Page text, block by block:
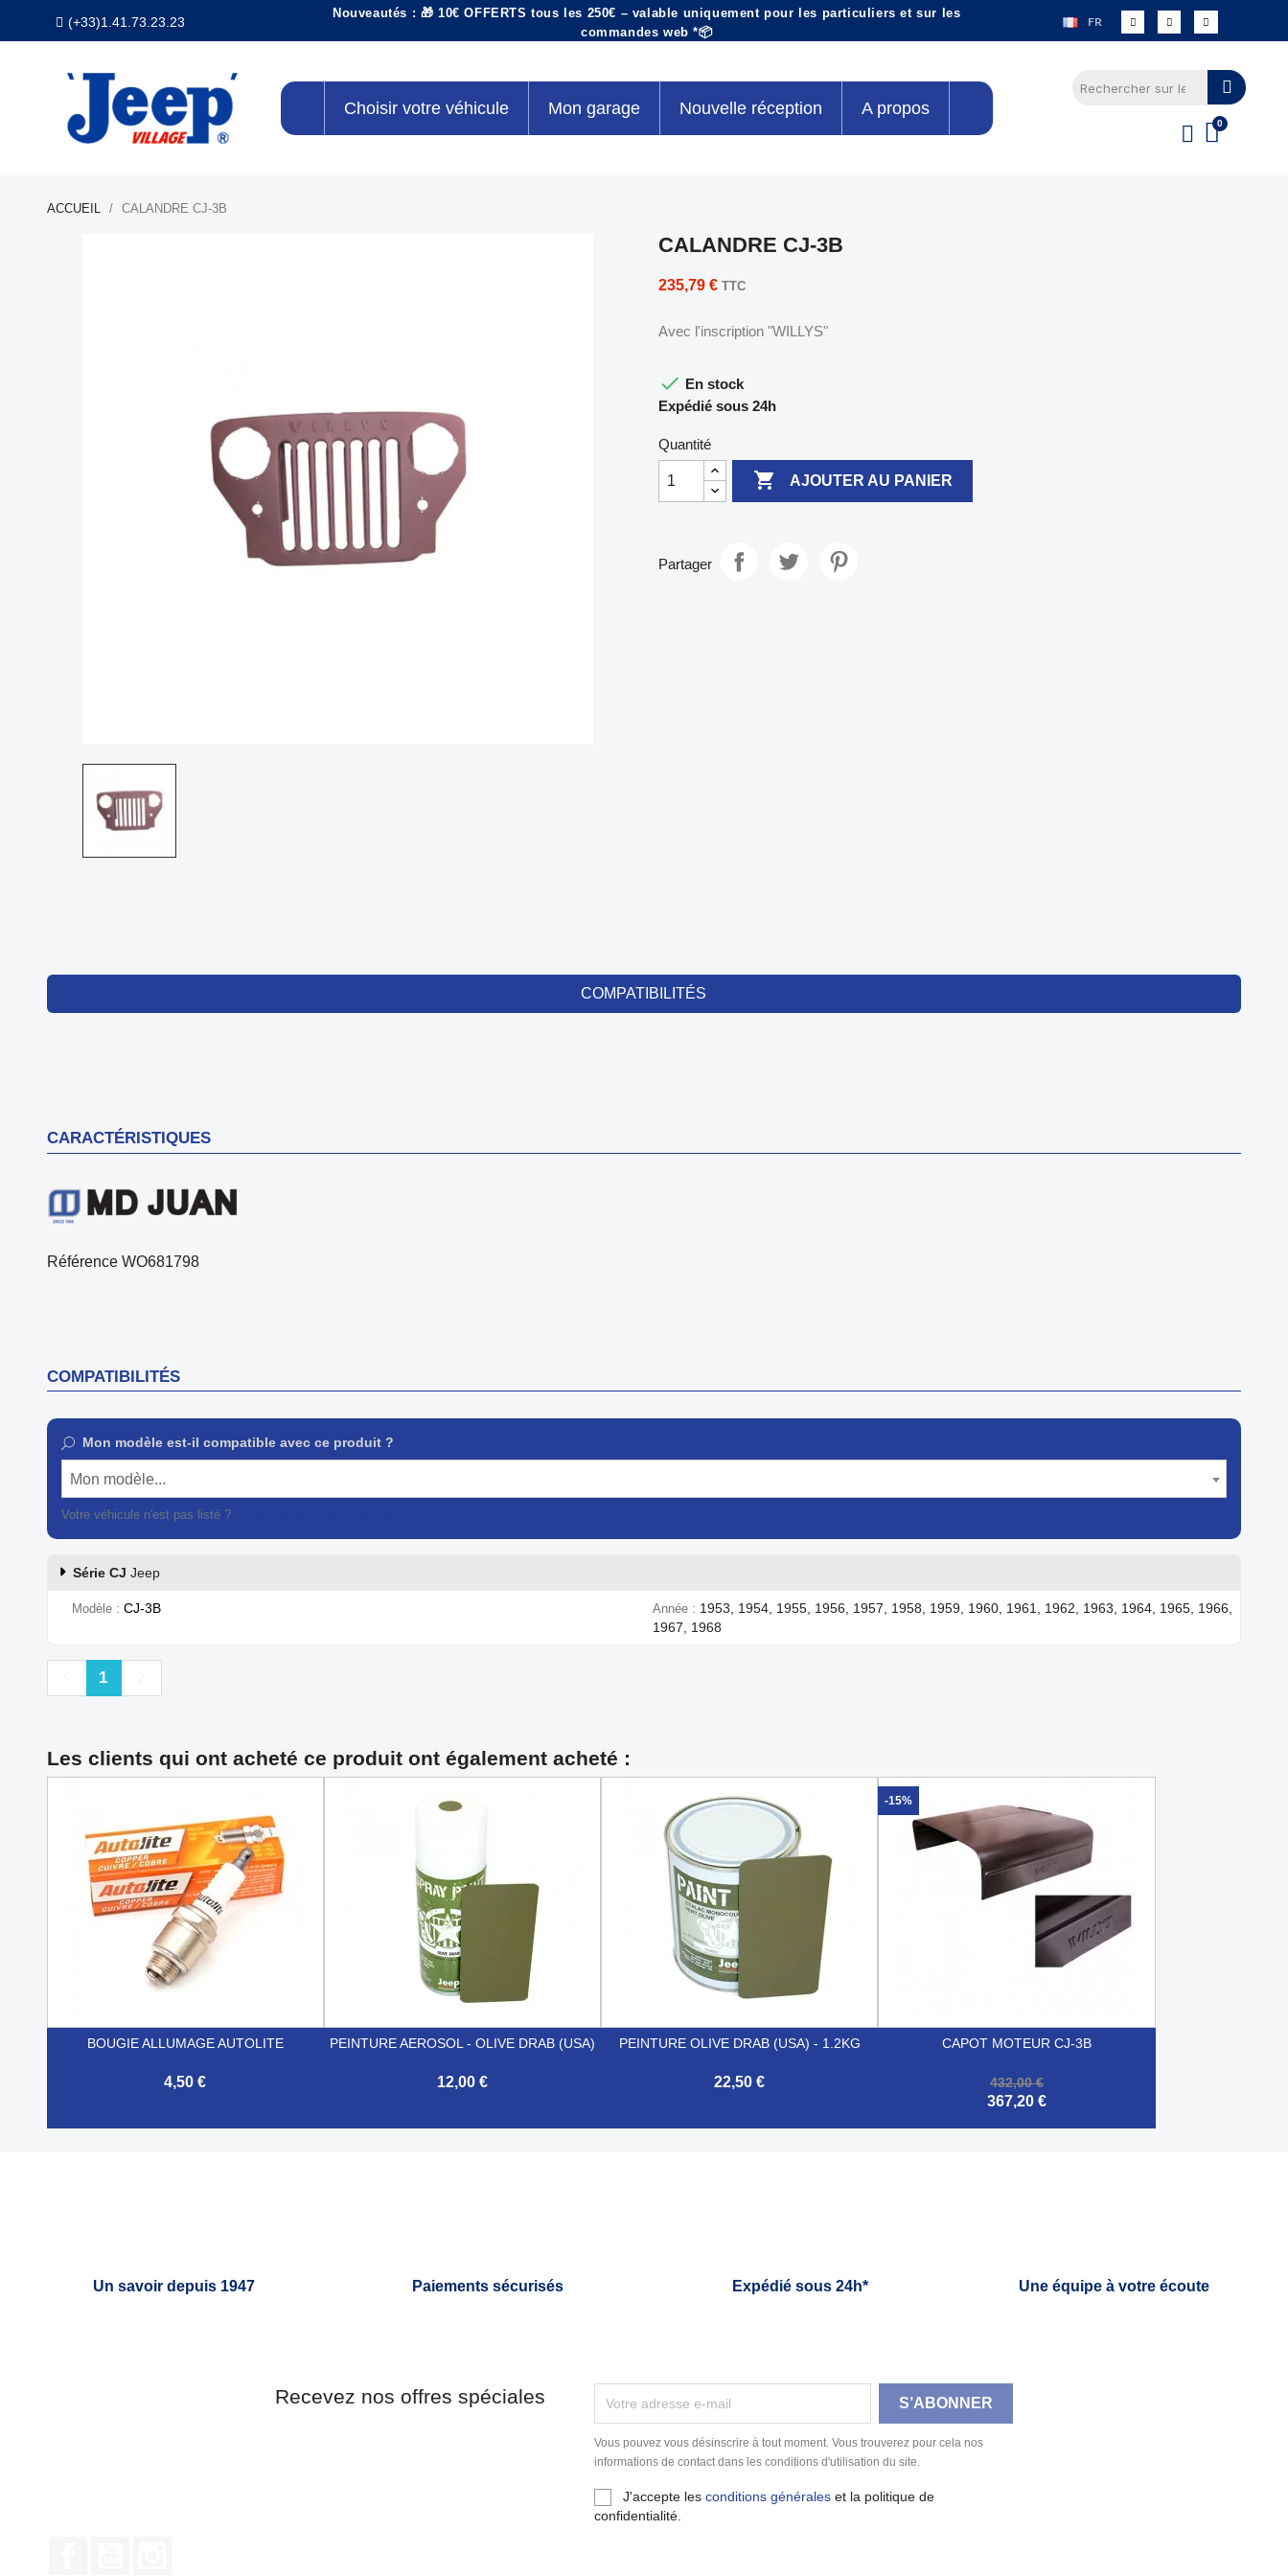
(+33)1.41.73.23.23
Nouveautés : 🎁 10€ OFFERTS tous les 250€ – valable uniquement pour les particuliers et sur les
commandes web *📦
FR
Choisir votre véhicule Mon garage Nouvelle réception A propos
ACCUEIL CALANDRE CJ-3B
CALANDRE CJ-3B
235,79 € TTC
Avec l'inscription "WILLYS"
 En stock
Expédié sous 24h
Quantité
 AJOUTER AU PANIER
Partager
COMPATIBILITÉS
CARACTÉRISTIQUES
Référence WO681798
COMPATIBILITÉS
Mon modèle est-il compatible avec ce produit ?
Mon modèle...
Votre véhicule n'est pas listé ?
Série CJ Jeep
Modèle CJ-3B Année
1953, 1954, 1955, 1956, 1957, 1958, 1959, 1960, 1961, 1962, 1963, 1964, 1965, 1966,
1967, 1968
Précédent
1
Les clients qui ont acheté ce produit ont également acheté :
BOUGIE ALLUMAGE AUTOLITE
4,50 €
PEINTURE AEROSOL - OLIVE DRAB (USA)
12,00 €
PEINTURE OLIVE DRAB (USA) - 1.2KG
22,50 €
CAPOT MOTEUR CJ-3B
432,00 €
367,20 €
-15%
Un savoir depuis 1947 Paiements sécurisés Expédié sous 24h* Une équipe à votre écoute
Recevez nos offres spéciales
Vous pouvez vous désinscrire à tout moment. Vous trouverez pour cela nos
informations de contact dans les conditions d'utilisation du site.
J'accepte lesconditions générales et la politique de
confidentialité.